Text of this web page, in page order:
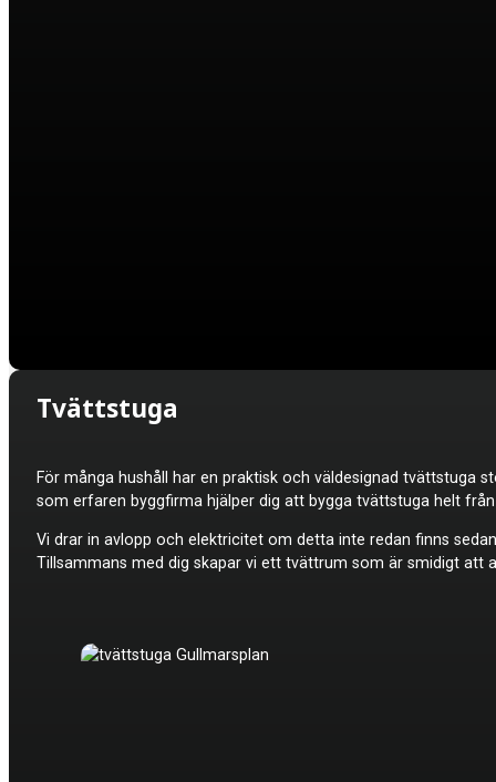
Tvättstuga
För många hushåll har en praktisk och väldesignad
som erfaren byggfirma hjälper dig att bygga tvättstuga helt
Vi drar in avlopp och elektricitet om detta inte redan finns
Tillsammans med dig skapar vi ett tvättrum som är smidigt att